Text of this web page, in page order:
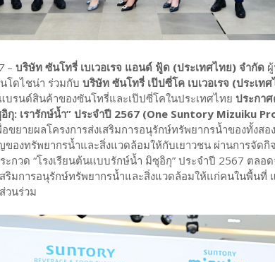
– บริษัท ซันโทรี่ เบเวอเรจ แอนด์ ฟู้ด (ประเทศไทย) จํากัด
โดไชน่า ร่วมกับ บริษัท ซันโทรี่ เป๊ปซี่โค เบเวอเรจ (ประเท
บรนด์สินค้าของซันโทรี่และเป๊ปซี่โคในประเทศไทย ประกา
กุ: เรารักษ์น้ำ” ประจำปี 2567 (One Suntory Mizuiku
ขยายผลโครงการส่งเสริมการอนุรักษ์ทรัพยากรน้ำของทั้งสอ
ของทรัพยากรน้ำและสิ่งแวดล้อมให้กับเยาวชน ผ่านการจัดกิ
ะกวด “โรงเรียนต้นแบบรักษ์น้ำ มิซุอิกุ” ประจำปี 2567 ตลอ
ริมการอนุรักษ์ทรัพยากรน้ำและสิ่งแวดล้อมให้แก่คนในพื้นที่
วนร่วม